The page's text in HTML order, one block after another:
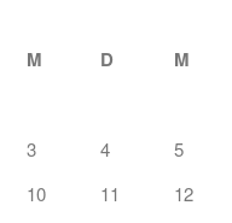
M D M
3
4 5
10
11 12